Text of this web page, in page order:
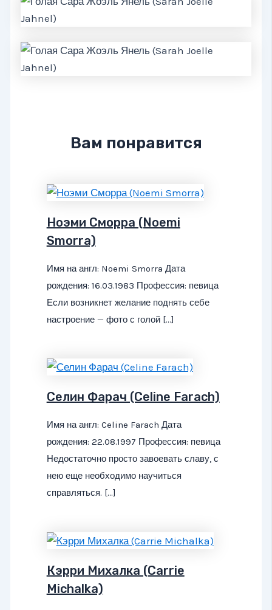
Вам понравится
Ноэми Сморра (Noemi
Smorra)
Имя на англ: Noemi Smorra Дата
рождения: 16.03.1983 Профессия: певица
Если возникнет желание поднять себе
настроение — фото с голой […]
Селин Фарач (Celine Farach)
Имя на англ: Celine Farach Дата
рождения: 22.08.1997 Профессия: певица
Недостаточно просто завоевать славу, с
нею еще необходимо научиться
справляться. […]
Кэрри Михалка (Carrie
Michalka)